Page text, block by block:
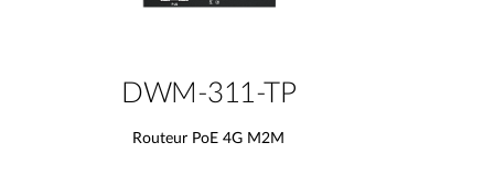
DWM-311-TP
Routeur PoE 4G M2M